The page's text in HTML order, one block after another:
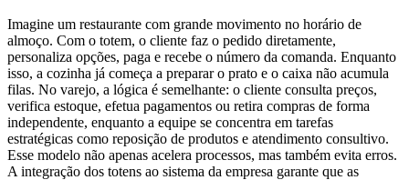
Imagine um restaurante com grande movimento no horário de
almoço. Com o totem, o cliente faz o pedido diretamente,
personaliza opções, paga e recebe o número da comanda. Enquanto
isso, a cozinha já começa a preparar o prato e o caixa não acumula
filas. No varejo, a lógica é semelhante: o cliente consulta preços,
verifica estoque, efetua pagamentos ou retira compras de forma
independente, enquanto a equipe se concentra em tarefas
estratégicas como reposição de produtos e atendimento consultivo.
Esse modelo não apenas acelera processos, mas também evita erros.
A integração dos totens ao sistema da empresa garante que as